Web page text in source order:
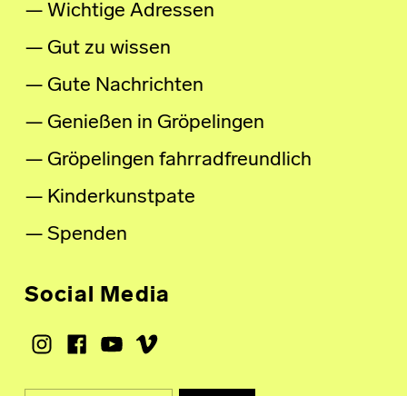
Wichtige Adressen
Gut zu wissen
Gute Nachrichten
Genießen in Gröpelingen
Gröpelingen fahrradfreundlich
Kinderkunstpate
Spenden
Social Media
Instagram
Facebook
Youtube
Vimeo
Suche nach: